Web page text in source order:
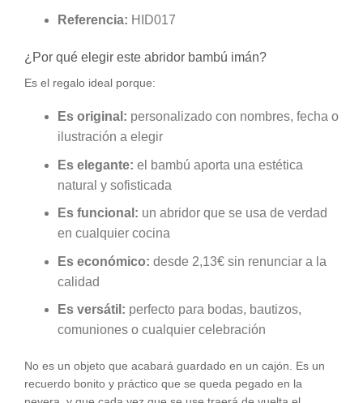
Referencia: HID017
¿Por qué elegir este abridor bambú imán?
Es el regalo ideal porque:
Es original: personalizado con nombres, fecha o
ilustración a elegir
Es elegante: el bambú aporta una estética
natural y sofisticada
Es funcional: un abridor que se usa de verdad
en cualquier cocina
Es económico: desde 2,13€ sin renunciar a la
calidad
Es versátil: perfecto para bodas, bautizos,
comuniones o cualquier celebración
No es un objeto que acabará guardado en un cajón. Es un
recuerdo bonito y práctico que se queda pegado en la